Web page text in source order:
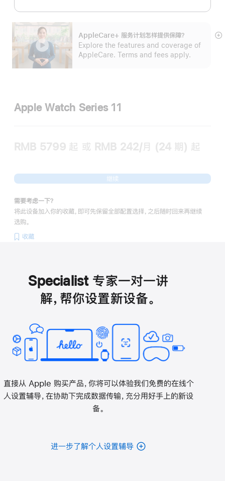
AppleCare+ 服务计划怎样提供保⁠障？
Explore the features and coverage of
AppleCare. Terms and fees apply.
展
Apple Watch Series 11
RMB 5799起 或 RMB 242/月 (24 期) 起
继续
需要考虑一下？
将此设备加入你的收藏，即可先保留全部配置选择，之后随时回来再继续
选购。
收藏
Specialist 专家一对一讲
解，帮你设置新设备。
直接从 Apple 购买产品，你将可以体验我们免费的在线个
人设置辅导，在协助下完成数据传输，充分用好手上的新设
备。
进一步了解个人设置辅导